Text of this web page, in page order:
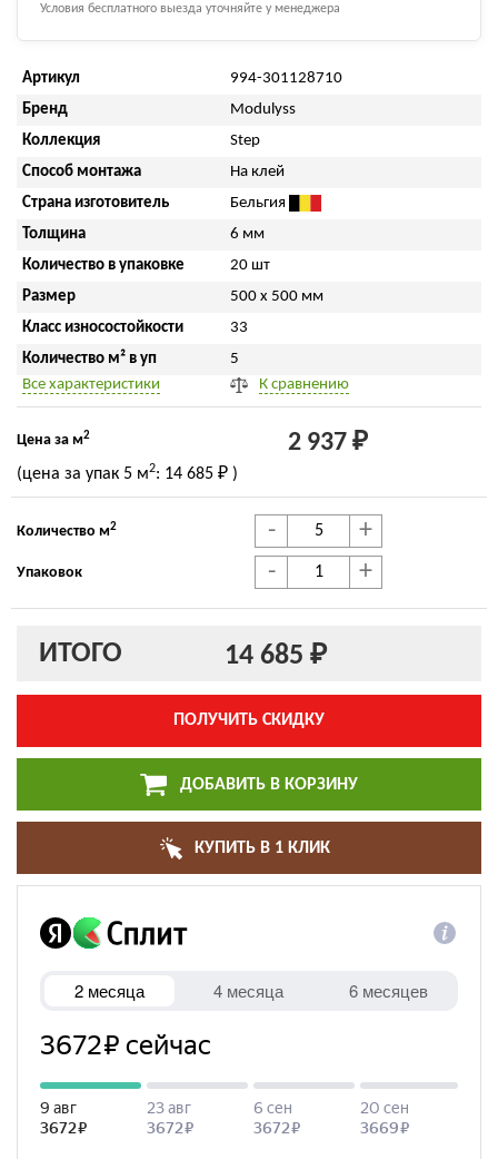
Условия бесплатного выезда уточняйте у менеджера
Артикул
994-301128710
Бренд
Modulyss
Коллекция
Step
Способ монтажа
На клей
Страна изготовитель
Бельгия
Толщина
6 мм
Количество в упаковке
20 шт
Размер
500 x 500 мм
Класс износостойкости
33
Количество м² в уп
5
Все характеристики
К сравнению
Цена за м2 2 937 ₽
(цена за упак 5 м2: 14 685 ₽ )
Количество м2 - +
Упаковок - +
ИТОГО 14 685 ₽
ПОЛУЧИТЬ СКИДКУ
ДОБАВИТЬ В КОРЗИНУ
КУПИТЬ В 1 КЛИК